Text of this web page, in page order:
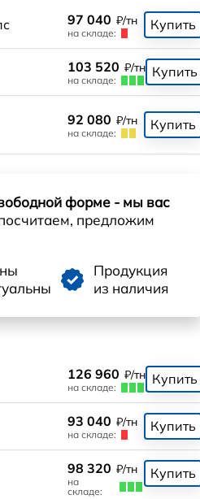
97 040 ₽/тн
на складе:
Купить
103 520 ₽/тн
на складе:
Купить
92 080 ₽/тн
на складе:
Купить
форме - мы вас
предложим
Продукция
из наличия
126 960 ₽/тн
на складе:
Купить
93 040 ₽/тн
на складе:
Купить
98 320 ₽/тн
на
складе:
Купить